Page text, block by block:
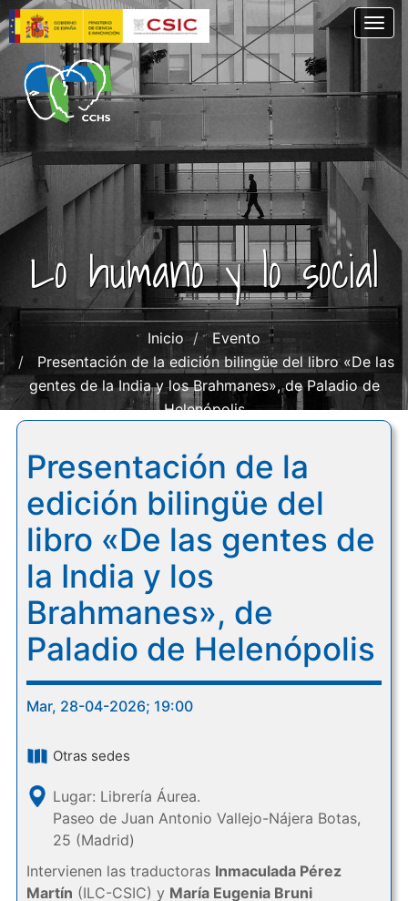
Pasar
al
contenido
principal
Lo humano y lo social
Inicio
Evento
Presentación de la edición bilingüe del libro «De las
gentes de la India y los Brahmanes», de Paladio de
Helenópolis
Presentación de la
edición bilingüe del
libro «De las gentes de
la India y los
Brahmanes», de
Paladio de Helenópolis
Mar, 28-04-2026; 19:00
Otras sedes
Lugar: Librería Áurea.
Paseo de Juan Antonio Vallejo-Nájera Botas,
25 (Madrid)
Intervienen las traductoras Inmaculada Pérez
Martín (ILC-CSIC) y María Eugenia Bruni